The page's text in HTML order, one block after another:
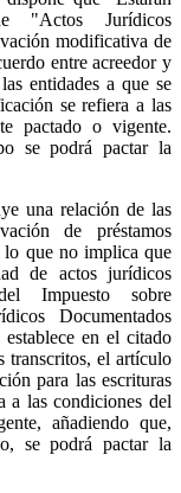
"Actos Jurídicos
modificativa de
entre acreedor y
entidades a que se
se refiera a las
pactado o vigente.
se podrá pactar la
una relación de las
de préstamos
lo que no implica que
de actos jurídicos
Impuesto sobre
Documentados
en el citado
transcritos, el artículo
para las escrituras
a las condiciones del
añadiendo que,
se podrá pactar la